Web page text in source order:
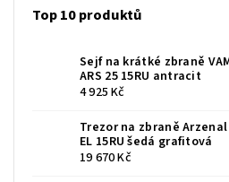
Top 10 produktů
Sejf na krátké zbraně
ARS 25 15RU antracit
4 925 Kč
Trezor na zbraně Arzenal
EL 15RU šedá grafitová
19 670 Kč